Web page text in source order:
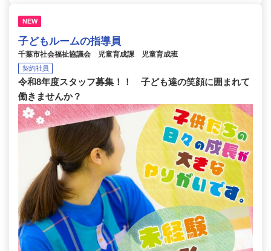
NEW
子どもルームの指導員
千葉市社会福祉協議会 児童育成課 児童育成班
契約社員
令和8年度スタッフ募集！！ 子ども達の笑顔に囲まれて
働きませんか？